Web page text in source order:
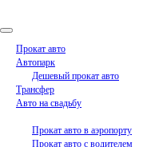
Прокат авто
Автопарк
Дешевый прокат авто
Трансфер
Авто на свадьбу
Прокат авто в аэропорту
Прокат авто с водителем